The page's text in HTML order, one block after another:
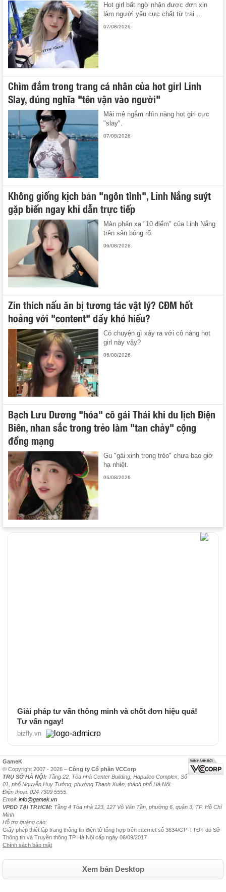
Hot girl bất ngờ nhận được đơn xin
làm người yêu cực chất từ trai ...
07/08/2026
Chìm đắm trong trang cá nhân của hot girl Linh
Slay, đúng nghĩa "tên vận vào người"
Mải mê ngắm nhìn nàng hot girl cực
"slay".
07/08/2026
Không giống kịch bản "ngôn tình", Linh Nắng suýt
gặp biến ngay khi dẫn trực tiếp
Màn phản xạ "10 điểm" của Linh Nắng
trên sân bóng rổ.
06/08/2026
Zin thích nấu ăn bị tương tác vật lý? CĐM hốt
hoảng với "content" đầy khó hiểu?
Có chuyện gì xảy ra với cô nàng hot
girl này vậy?
06/08/2026
Bạch Lưu Dương "hóa" cô gái Thái khi du lịch Điện
Biên, nhan sắc trong trẻo làm "tan chảy" cộng
đồng mạng
Gu "gái xinh trong trẻo" chưa bao giờ
hạ nhiệt.
06/08/2026
Giải pháp tư vấn thông minh và chốt đơn hiệu quả!
Tư vấn ngay!
bizfly.vn
GameK
© Copyright 2007 - 2026 – Công ty Cổ phần VCCorp
TRỤ SỞ HÀ NỘI: Tầng 22, Tòa nhà Center Building, Hapulico Complex, Số
01, phố Nguyễn Huy Tưởng, phường Thanh Xuân, thành phố Hà Nội.
Điện thoại: 024 7309 5555.
Email: info@gamek.vn
VPĐD TẠI TP.HCM: Tầng 4 Tòa nhà 123, 127 Võ Văn Tần, phường 6, quận 3, TP. Hồ Chí
Minh
Hỗ trợ quảng cáo:
Giấy phép thiết lập trang thông tin điện tử tổng hợp trên internet số 3634/GP-TTĐT do Sở
Thông tin và Truyền thông TP Hà Nội cấp ngày 06/09/2017
Chính sách bảo mật
Xem bản Desktop